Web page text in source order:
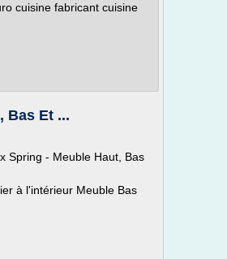
cuisine fabricant cuisine
Bas Et ...
Spring - Meuble Haut, Bas
à l'intérieur Meuble Bas